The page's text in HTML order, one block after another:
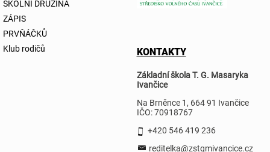
ŠKOLNÍ DRUŽINA
ZÁPIS
PRVŇÁČKŮ
Klub rodičů
KONTAKTY
Základní škola T. G. Masaryka
Ivančice
Na Brněnce 1, 664 91 Ivančice
IČO: 70918767
+420 546 419 236
reditelka@zstgmivancice.cz